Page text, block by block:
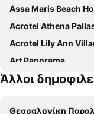
Assa Maris Beach
Acrotel Athena
Acrotel Lily Ann
Art Panorama
Villa Askamnia And
Alexandros
Άλλοι
Θεσσαλονίκη Παραλιακά